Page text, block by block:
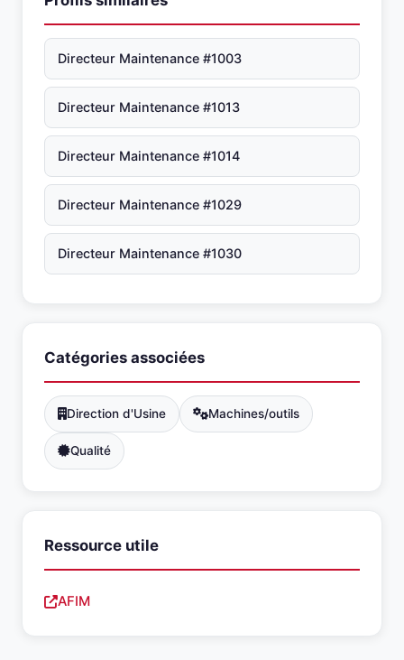
Directeur Maintenance #1003
Directeur Maintenance #1013
Directeur Maintenance #1014
Directeur Maintenance #1029
Directeur Maintenance #1030
Catégories associées
Direction d'Usine Machines/outils
Qualité
Ressource utile
AFIM